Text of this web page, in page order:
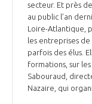
secteur. Et près
au public l’an
Loire-Atlantique,
les entreprises
parfois des élus.
formations, sur
Sabouraud,
Nazaire, qui